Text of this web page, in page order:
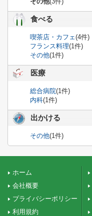
食べる
喫茶店・カフェ(4件)
フランス料理(1件)
その他(1件)
医療
総合病院(1件)
内科(1件)
出かける
その他(1件)
ホーム
会社概要
プライバシーポリシー
利用規約